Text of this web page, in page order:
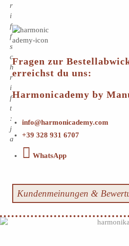
r
i
f
f
s
c
h
r
i
f
t
:
j
a
Fragen zur
erreichst du uns:
Harmonicademy by
info@harmonicademy.com
+39 328 931 6707
WhatsApp
Kundenmeinungen &